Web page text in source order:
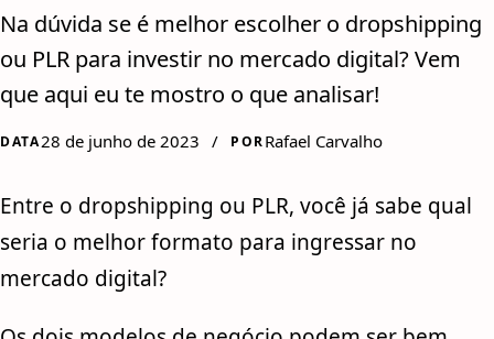
Na dúvida se é melhor escolher o dropshipping
ou PLR para investir no mercado digital? Vem
que aqui eu te mostro o que analisar!
DATA28 de junho de 2023 / PORRafael Carvalho
Entre o dropshipping ou PLR, você já sabe qual
seria o melhor formato para ingressar no
mercado digital?